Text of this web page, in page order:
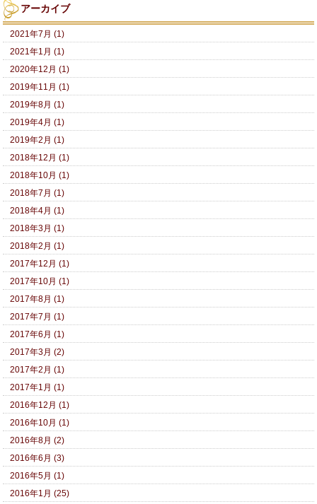
アーカイブ
2021年7月 (1)
2021年1月 (1)
2020年12月 (1)
2019年11月 (1)
2019年8月 (1)
2019年4月 (1)
2019年2月 (1)
2018年12月 (1)
2018年10月 (1)
2018年7月 (1)
2018年4月 (1)
2018年3月 (1)
2018年2月 (1)
2017年12月 (1)
2017年10月 (1)
2017年8月 (1)
2017年7月 (1)
2017年6月 (1)
2017年3月 (2)
2017年2月 (1)
2017年1月 (1)
2016年12月 (1)
2016年10月 (1)
2016年8月 (2)
2016年6月 (3)
2016年5月 (1)
2016年1月 (25)